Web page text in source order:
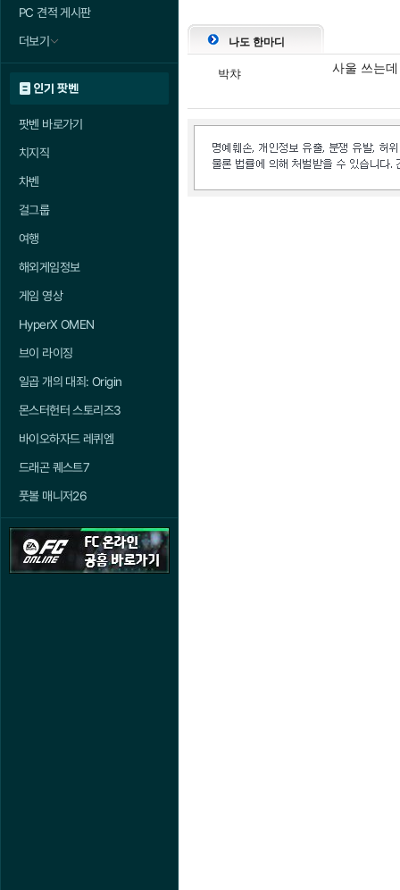
PC 견적 게시판
더보기
인기 팟벤
팟벤 바로가기
치지직
차벤
걸그룹
여행
해외게임정보
게임 영상
HyperX OMEN
브이 라이징
일곱 개의 대죄: Origin
몬스터헌터 스토리즈3
바이오하자드 레퀴엠
드래곤 퀘스트7
풋볼 매니저26
나도 한마디
박챠 사울 쓰는